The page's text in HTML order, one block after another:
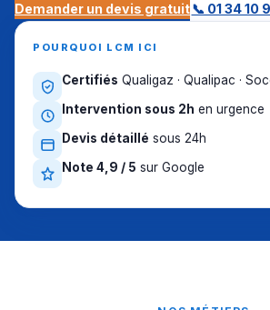
Demander un devis gratuit📞 01 34 10
POURQUOI LCM ICI
Certifiés Qualigaz · Qualipac ·
Intervention sous 2h en urgence
Devis détaillé sous 24h
Note 4,9 / 5 sur Google